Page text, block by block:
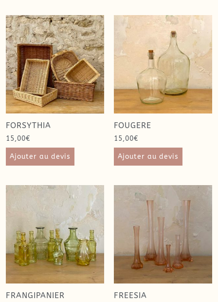
FORSYTHIA
15,00€
Ajouter au devis
FOUGERE
15,00€
Ajouter au devis
FRANGIPANIER FREESIA